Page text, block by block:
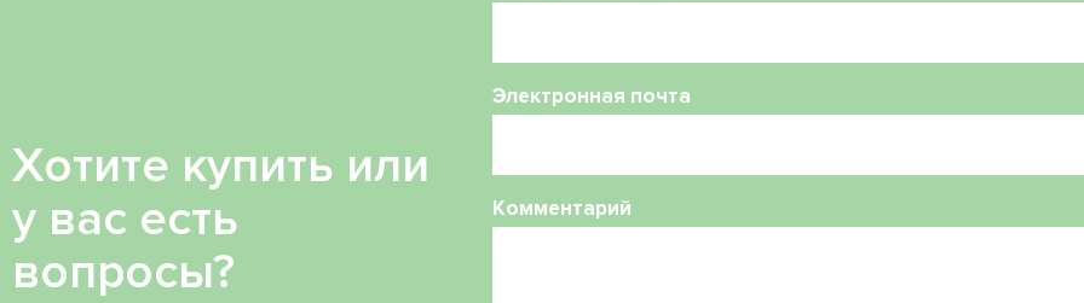
Хотите купить или
у вас есть
вопросы?
Электронная почта
Комментарий